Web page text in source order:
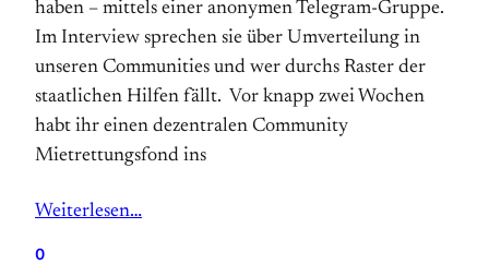
haben – mittels einer anonymen Telegram-Gruppe.
Im Interview sprechen sie über Umverteilung in
unseren Communities und wer durchs Raster der
staatlichen Hilfen fällt. Vor knapp zwei Wochen
habt ihr einen dezentralen Community
Mietrettungsfond ins
Weiterlesen…
0